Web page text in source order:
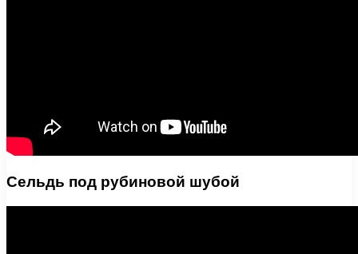
Сельдь под рубиновой шубой